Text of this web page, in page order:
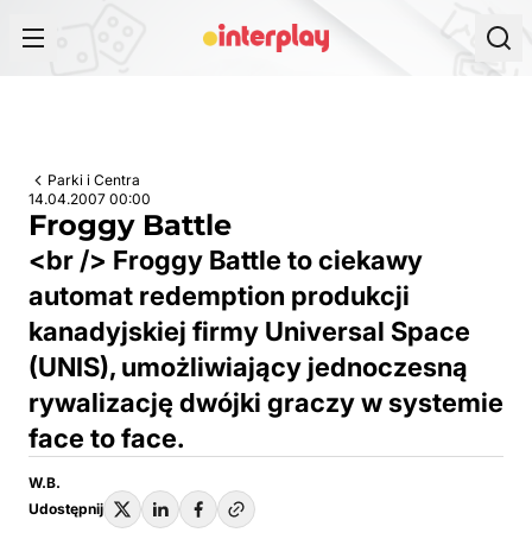
Parki i Centra
14.04.2007 00:00
Froggy Battle
<br /> Froggy Battle to ciekawy
automat redemption produkcji
kanadyjskiej firmy Universal Space
(UNIS), umożliwiający jednoczesną
rywalizację dwójki graczy w systemie
face to face.
W.B.
Udostępnij